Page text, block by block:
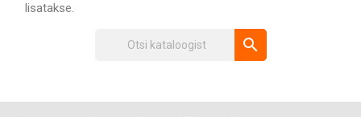
lisatakse.
search